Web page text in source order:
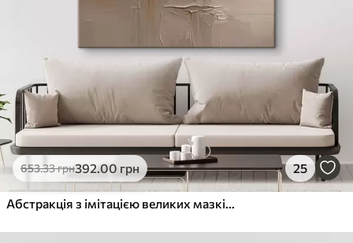
653.33грн392.00 грн 25
Абстракція з імітацією великих мазків пензля